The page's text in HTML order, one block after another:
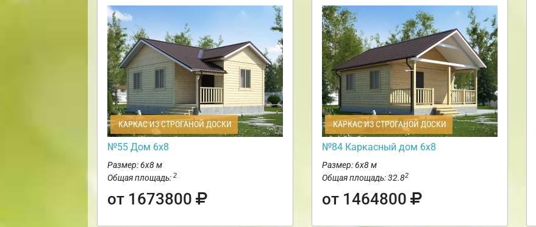
КАРКАС ИЗ СТРОГАНОЙ ДОСКИ
№55 Дом 6х8
Размер: 6х8 м
Общая площадь: 2
от 1673800
КАРКАС ИЗ СТРОГАНОЙ ДОСКИ
№84 Каркасный дом 6х8
Размер: 6х8 м
Общая площадь: 32.82
от 1464800